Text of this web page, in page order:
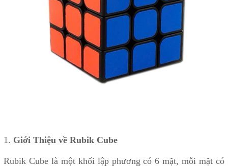
1. Giới Thiệu về Rubik Cube
Rubik Cube là một khối lập phương có 6 mặt, mỗi mặt có